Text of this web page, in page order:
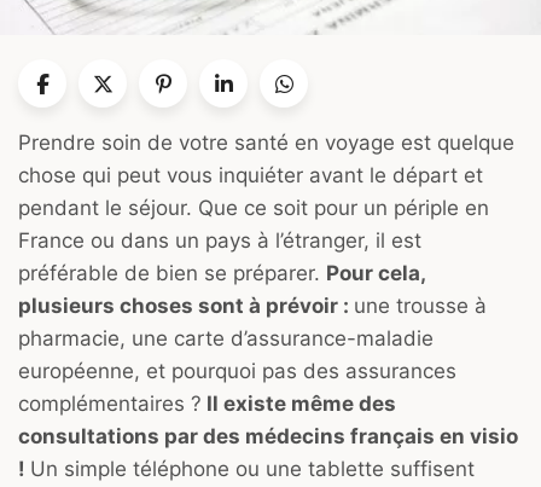
Prendre soin de votre santé en voyage est quelque
chose qui peut vous inquiéter avant le départ et
pendant le séjour. Que ce soit pour un périple en
France ou dans un pays à l’étranger, il est
préférable de bien se préparer. Pour cela,
plusieurs choses sont à prévoir : une trousse à
pharmacie, une carte d’assurance-maladie
européenne, et pourquoi pas des assurances
complémentaires ? Il existe même des
consultations par des médecins français en visio
! Un simple téléphone ou une tablette suffisent